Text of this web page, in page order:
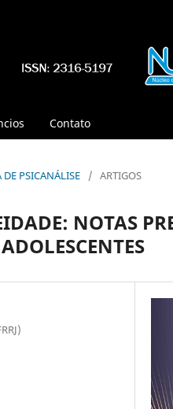
Contato
PSICANÁLISE / ARTIGOS
NOTAS